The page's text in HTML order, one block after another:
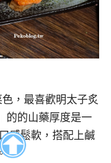
，最喜歡明太子炙
的的山藥厚度是一
感鬆軟，搭配上鹹